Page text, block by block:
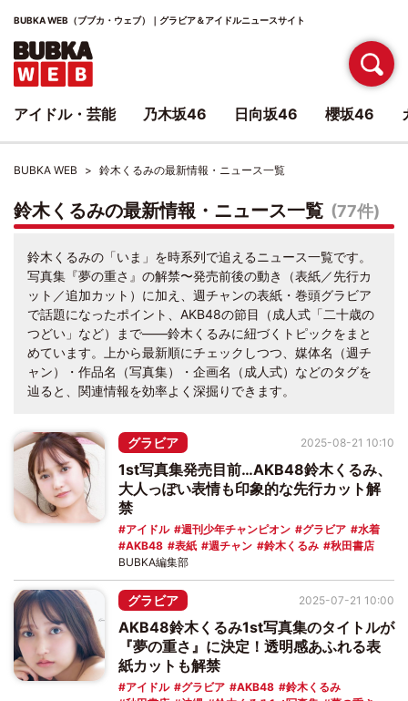
BUBKA WEB（ブブカ・ウェブ）｜グラビア＆アイドルニュースサイト
BUBKA WEB 鈴木くるみの最新情報・ニュース一覧
鈴木くるみの最新情報・ニュース一覧 (77件)
鈴木くるみの「いま」を時系列で追えるニュース一覧です。
写真集『夢の重さ』の解禁〜発売前後の動き（表紙／先行カ
ット／追加カット）に加え、週チャンの表紙・巻頭グラビア
で話題になったポイント、AKB48の節目（成人式「二十歳の
つどい」など）まで――鈴木くるみに紐づくトピックをまと
めています。上から最新順にチェックしつつ、媒体名（週チ
ャン）・作品名（写真集）・企画名（成人式）などのタグを
辿ると、関連情報を効率よく深掘りできます。
グラビア
1st写真集発売目前…AKB48鈴木くるみ、
大人っぽい表情も印象的な先行カット解
禁
アイドル 週刊少年チャンピオン グラビア
水着
AKB48
表紙 週チャン 鈴木くるみ 秋田書店
2025-08-21 10:10
BUBKA編集部
グラビア
AKB48鈴木くるみ1st写真集のタイトルが
『夢の重さ』に決定！透明感あふれる表
紙カットも解禁
アイドル グラビア AKB48
鈴木くるみ
2025-07-21 10:00
アイドル・芸能 乃木坂46 日向坂46 櫻坂46